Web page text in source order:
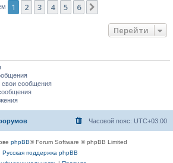
1 2 3 4 5 6
Перейти
свои сообщения
Часовой пояс: UTC+03:00
phpBB® Forum Software © phpBB Limited
Русская поддержка phpBB